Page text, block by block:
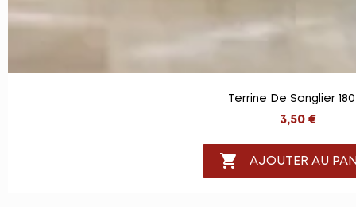
Terrine De Sanglier
3,50 €
 AJOUTER AU